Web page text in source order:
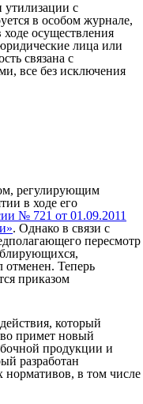
утилизации с
в особом журнале,
осуществления
лица или
связана с
все без исключения
регулирующим
в ходе его
№ 721 от 01.09.2011
. Однако в связи с
пересмотр
отменен. Теперь
приказом
который
примет новый
продукции и
разработан
нормативов, в том числе